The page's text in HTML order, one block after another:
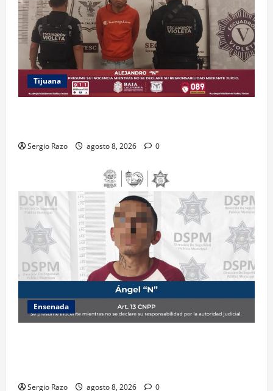
Tijuana
Sergio Razo agosto 8, 2026 0
Ensenada
Sergio Razo agosto 8, 2026 0